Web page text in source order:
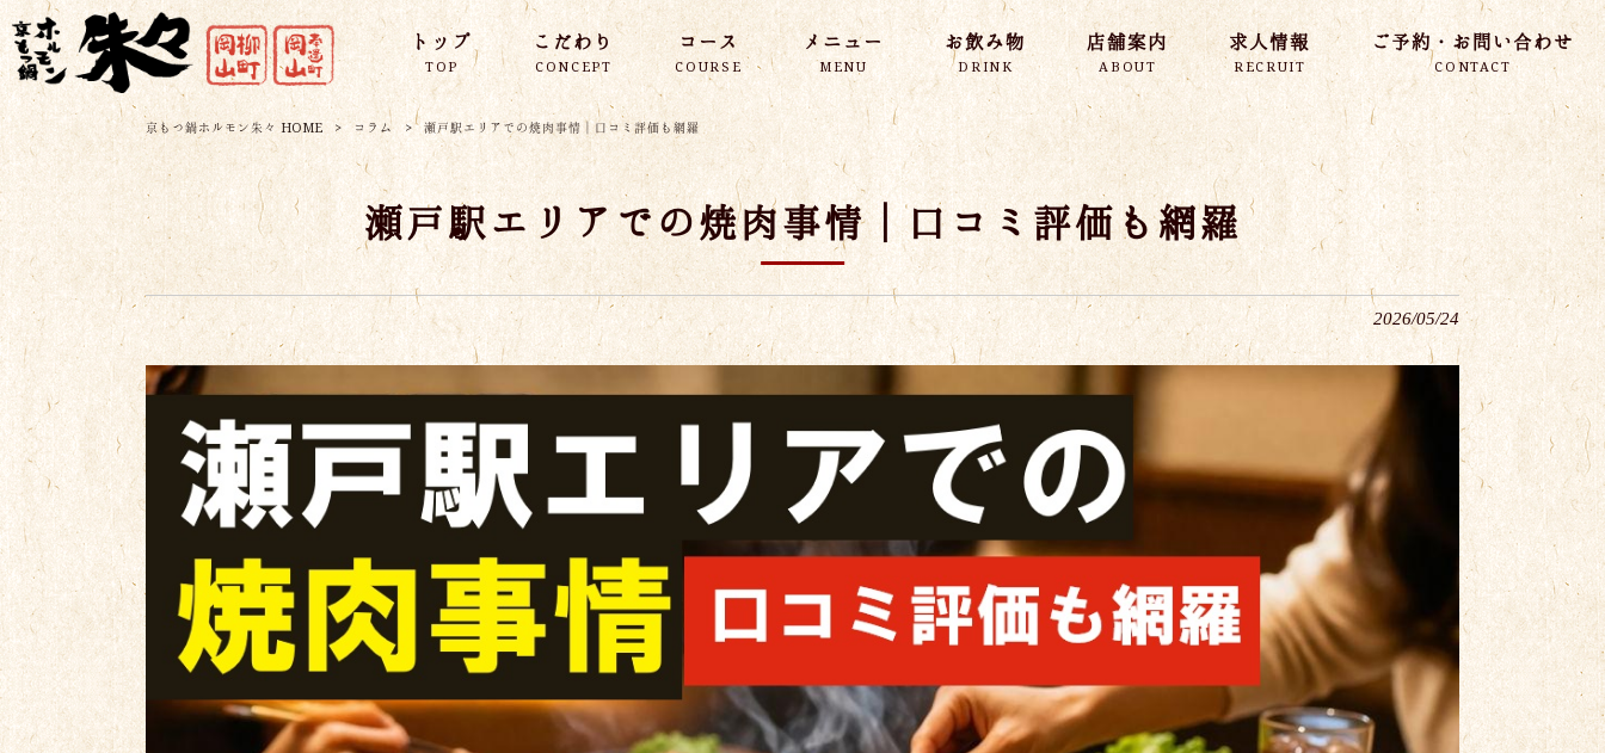
トップ
TOP
こだわり
CONCEPT
コース
COURSE
メニュー
MENU
お飲み物
DRINK
店舗案内
ABOUT
求人情報
RECRUIT
ご予約・お問い合わせ
CONTACT
京もつ鍋ホルモン朱々 HOME > コラム > 瀬戸駅エリアでの焼肉事情｜口コミ評価も網羅
瀬戸駅エリアでの焼肉事情｜口コミ評価も網羅
2026/05/24